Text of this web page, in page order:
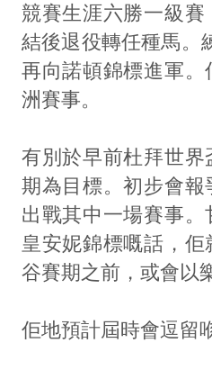
競賽生涯六勝一級
結後退役轉任種馬。
再向諾頓錦標進軍
洲賽事。
有別於早前杜拜世
期為目標。初步會
出戰其中一場賽事
皇安妮錦標嘅話，
谷賽期之前，或會以
佢地預計屆時會逗留